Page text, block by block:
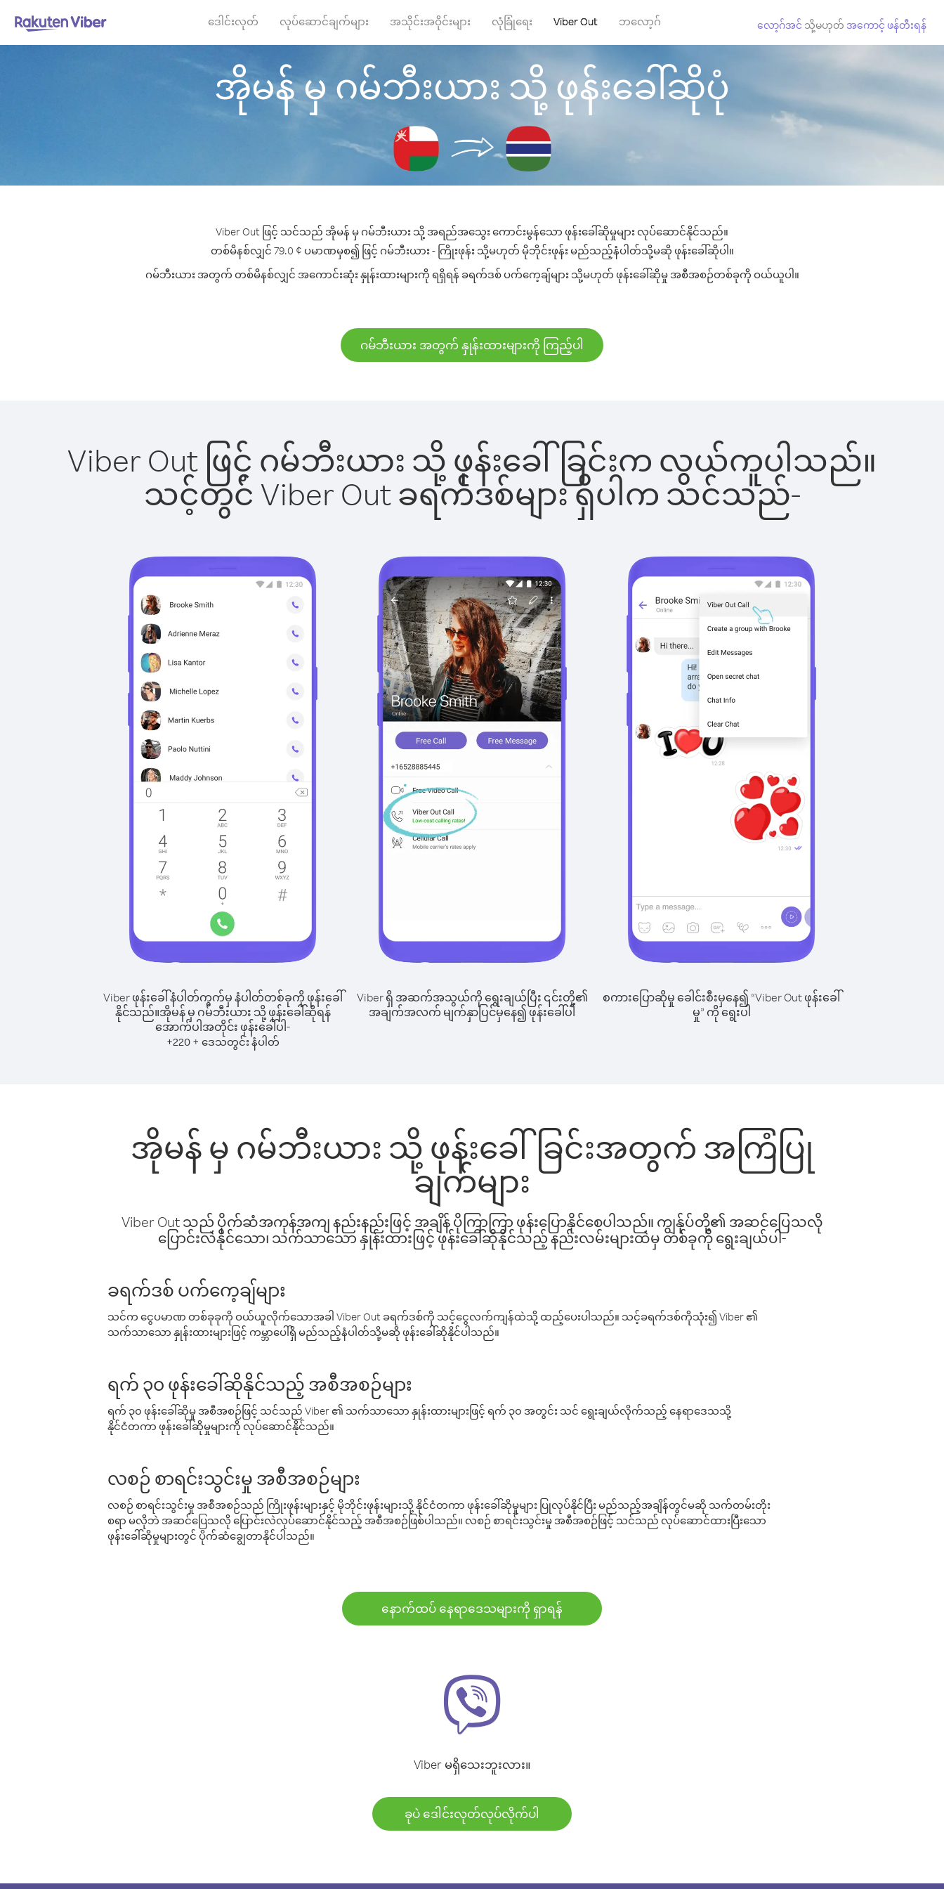
ဒေါင်းလုတ် လုပ်ဆောင်ချက်များ အသိုင်းအဝိုင်းများ လုံခြုံရေး Viber Out ဘလော့ဂ် လော့ဂ်အင် သို့မဟုတ် အကောင့် ဖန်တီးရန်
အိုမန် မှ ဂမ်ဘီးယား သို့ ဖုန်းခေါ်ဆိုပုံ
Viber Out ဖြင့် သင်သည် အိုမန် မှ ဂမ်ဘီးယား သို့ အရည်အသွေး ကောင်းမွန်သော ဖုန်းခေါ်ဆိုမှုများ လုပ်ဆောင်နိုင်သည်။
တစ်မိနစ်လျှင် 79.0 ¢ ပမာဏမှစ၍ ဖြင့် ဂမ်ဘီးယား - ကြိုးဖုန်း သို့မဟုတ် မိုဘိုင်းဖုန်း မည်သည့်နံပါတ်သို့မဆို ဖုန်းခေါ်ဆိုပါ။
ဂမ်ဘီးယား အတွက် တစ်မိနစ်လျှင် အကောင်းဆုံး နှုန်းထားများကို ရရှိရန် ခရက်ဒစ် ပက်ကေ့ချ်များ သို့မဟုတ် ဖုန်းခေါ်ဆိုမှု အစီအစဉ်တစ်ခုကို ဝယ်ယူပါ။
ဂမ်ဘီးယား အတွက် နှုန်းထားများကို ကြည့်ပါ
Viber Out ဖြင့် ဂမ်ဘီးယား သို့ ဖုန်းခေါ်ခြင်းက လွယ်ကူပါသည်။
သင့်တွင် Viber Out ခရက်ဒစ်များ ရှိပါက သင်သည်-
Viber ဖုန်းခေါ်နံပါတ်ကွက်မှ နံပါတ်တစ်ခုကို ဖုန်းခေါ်
နိုင်သည်။အိုမန် မှ ဂမ်ဘီးယား သို့ ဖုန်းခေါ်ဆိုရန်
အောက်ပါအတိုင်း ဖုန်းခေါ်ပါ-
+220+ ဒေသတွင်း နံပါတ်
Viber ရှိ အဆက်အသွယ်ကို ရွေးချယ်ပြီး ၎င်းတို့၏
အချက်အလက် မျက်နှာပြင်မှနေ၍ ဖုန်းခေါ်ပါ
စကားပြောဆိုမှု ခေါင်းစီးမှနေ၍ “Viber Out ဖုန်းခေါ်
မှု” ကို ရွေးပါ
အိုမန် မှ ဂမ်ဘီးယား သို့ ဖုန်းခေါ်ခြင်းအတွက် အကြံပြု
ချက်များ
Viber Out သည် ပိုက်ဆံအကုန်အကျ နည်းနည်းဖြင့် အချိန် ပိုကြာကြာ ဖုန်းပြောနိုင်စေပါသည်။ ကျွန်ုပ်တို့၏ အဆင်ပြေသလို
ပြောင်းလဲနိုင်သော၊ သက်သာသော နှုန်းထားဖြင့် ဖုန်းခေါ်ဆိုနိုင်သည့် နည်းလမ်းများထဲမှ တစ်ခုကို ရွေးချယ်ပါ-
ခရက်ဒစ် ပက်ကေ့ချ်များ
သင်က ငွေပမာဏ တစ်ခုခုကို ဝယ်ယူလိုက်သောအခါ Viber Out ခရက်ဒစ်ကို သင့်ငွေလက်ကျန်ထဲသို့ ထည့်ပေးပါသည်။ သင့်ခရက်ဒစ်ကိုသုံး၍ Viber ၏
သက်သာသော နှုန်းထားများဖြင့် ကမ္ဘာပေါ်ရှိ မည်သည့်နံပါတ်သို့မဆို ဖုန်းခေါ်ဆိုနိုင်ပါသည်။
ရက် ၃၀ ဖုန်းခေါ်ဆိုနိုင်သည့် အစီအစဉ်များ
ရက် ၃၀ ဖုန်းခေါ်ဆိုမှု အစီအစဉ်ဖြင့် သင်သည် Viber ၏ သက်သာသော နှုန်းထားများဖြင့် ရက် ၃၀ အတွင်း သင် ရွေးချယ်လိုက်သည့် နေရာဒေသသို့
နိုင်ငံတကာ ဖုန်းခေါ်ဆိုမှုများကို လုပ်ဆောင်နိုင်သည်။
လစဉ် စာရင်းသွင်းမှု အစီအစဉ်များ
လစဉ် စာရင်းသွင်းမှု အစီအစဉ်သည် ကြိုးဖုန်းများနှင့် မိုဘိုင်းဖုန်းများသို့ နိုင်ငံတကာ ဖုန်းခေါ်ဆိုမှုများ ပြုလုပ်နိုင်ပြီး မည်သည့်အချိန်တွင်မဆို သက်တမ်းတိုး
စရာ မလိုဘဲ အဆင်ပြေသလို ပြောင်းလဲလုပ်ဆောင်နိုင်သည့် အစီအစဉ်ဖြစ်ပါသည်။ လစဉ် စာရင်းသွင်းမှု အစီအစဉ်ဖြင့် သင်သည် လုပ်ဆောင်ထားပြီးသော
ဖုန်းခေါ်ဆိုမှုများတွင် ပိုက်ဆံချွေတာနိုင်ပါသည်။
နောက်ထပ် နေရာဒေသများကို ရှာရန်
Viber မရှိသေးဘူးလား။
ခုပဲ ဒေါင်းလုတ်လုပ်လိုက်ပါ